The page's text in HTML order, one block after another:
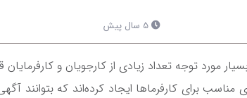
5 سال پیش
مورد توجه تعداد زیادی از کارجویان و
برای کارفرماها ایجاد کرده‌اند که بتوانند